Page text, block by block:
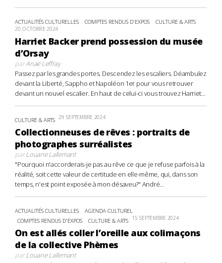
ACTUALITÉS CULTURELLES COMPTES RENDUS D'EXPOS CULTURE & ARTS
20 OCTOBRE 2024
Harriet Backer prend possession du musée
d’Orsay
parAnaë Leffray
Passez par les grandes portes. Descendez les escaliers. Déambulez
devant la Liberté, Sappho et Napoléon 1er pour vous retrouver
devant un nouvel escalier. En haut de celui-ci vous trouvez Harriet...
CULTURE & ARTS 29 SEPTEMBRE 2024
Collectionneuses de rêves : portraits de
photographes surréalistes
parLouane Lallemant
"Pourquoi n'accorderais-je pas au rêve ce que je refuse parfois à la
réalité, soit cette valeur de certitude en elle-même, qui, dans son
temps, n'est point exposée à mon désaveu?" André...
ACTUALITÉS CULTURELLES
AGENDA CULTUREL
COMPTES RENDUS D'EXPOS
CULTURE & ARTS 15 SEPTEMBRE 2024
On est allés coller l’oreille aux colimaçons
de la collective Phèmes
parLouane Lallemant